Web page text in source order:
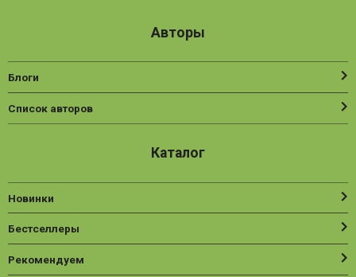
Авторы
Блоги
Список авторов
Каталог
Новинки
Бестселлеры
Рекомендуем